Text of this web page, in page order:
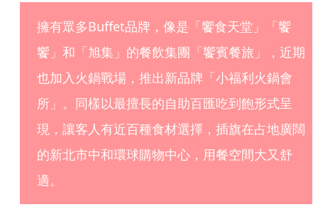
擁有眾多Buffet品牌，像是「饗食天堂」「饗
饗」和「旭集」的餐飲集團「饗賓餐旅」，近期
也加入火鍋戰場，推出新品牌「小福利火鍋會
所」。同樣以最擅長的自助百匯吃到飽形式呈
現，讓客人有近百種食材選擇，插旗在占地廣闊
的新北市中和環球購物中心，用餐空間大又舒
適。